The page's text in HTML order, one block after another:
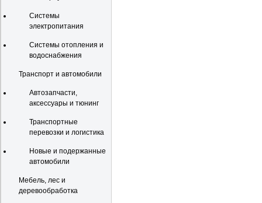
Системы
электропитания
Системы отопления и
водоснабжения
Транспорт и автомобили
Автозапчасти,
аксессуары и тюнинг
Транспортные
перевозки и логистика
Новые и подержанные
автомобили
Мебель, лес и
деревообработка